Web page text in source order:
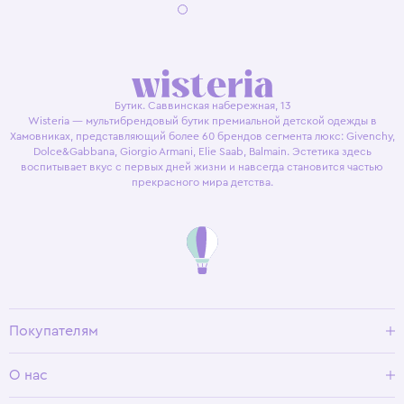
Бутик. Саввинская набережная, 13
Wisteria — мультибрендовый бутик премиальной детской одежды в
Хамовниках, представляющий более 60 брендов сегмента люкс: Givenchy,
Dolce&Gabbana, Giorgio Armani, Elie Saab, Balmain. Эстетика здесь
воспитывает вкус с первых дней жизни и навсегда становится частью
прекрасного мира детства.
Покупателям
Условия возврата
О нас